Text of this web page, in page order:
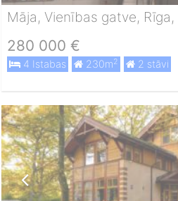
280 000 €
4 Istabas 230m2 2 stāvi